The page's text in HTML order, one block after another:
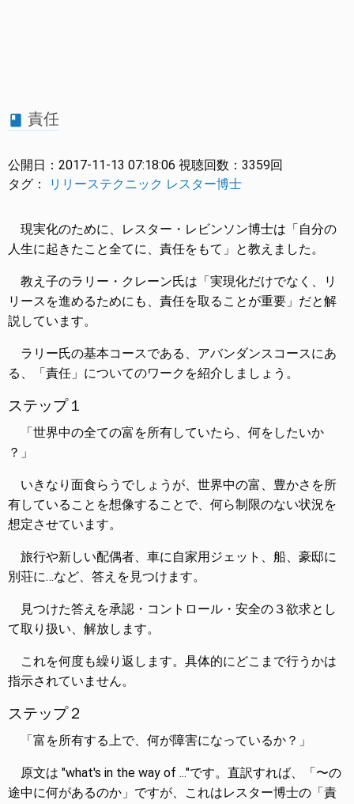
book 責任
公開日： 2017-11-13 07:18:06 視聴回数： 3359回
タグ：
リリーステクニック レスター博士
現実化のために、レスター・レビンソン博士は「自分の
人生に起きたこと全てに、責任をもて」と教えました。
教え子のラリー・クレーン氏は「実現化だけでなく、リ
リースを進めるためにも、責任を取ることが重要」だと解
説しています。
ラリー氏の基本コースである、アバンダンスコースにあ
る、「責任」についてのワークを紹介しましょう。
ステップ１
「世界中の全ての富を所有していたら、何をしたいか
？」
いきなり面食らうでしょうが、世界中の富、豊かさを所
有していることを想像することで、何ら制限のない状況を
想定させています。
旅行や新しい配偶者、車に自家用ジェット、船、豪邸に
別荘に…など、答えを見つけます。
見つけた答えを承認・コントロール・安全の３欲求とし
て取り扱い、解放します。
これを何度も繰り返します。具体的にどこまで行うかは
指示されていません。
ステップ２
「富を所有する上で、何が障害になっているか？」
原文は "what's in the way of ..."です。直訳すれば、「〜の
途中に何があるのか」ですが、これはレスター博士の「責